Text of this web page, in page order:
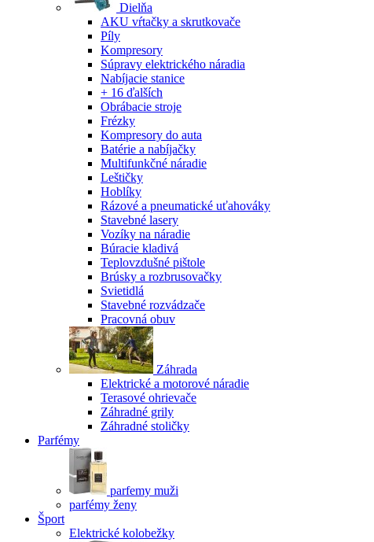
Dielňa
AKU vŕtačky a skrutkovače
Píly
Kompresory
Súpravy elektrického náradia
Nabíjacie stanice
+ 16 ďalších
Obrábacie stroje
Frézky
Kompresory do auta
Batérie a nabíjačky
Multifunkčné náradie
Leštičky
Hoblíky
Rázové a pneumatické uťahováky
Stavebné lasery
Vozíky na náradie
Búracie kladivá
Teplovzdušné pištole
Brúsky a rozbrusovačky
Svietidlá
Stavebné rozvádzače
Pracovná obuv
Záhrada
Elektrické a motorové náradie
Terasové ohrievače
Záhradné grily
Záhradné stoličky
Parfémy
parfemy muži
parfémy ženy
Šport
Elektrické kolobežky